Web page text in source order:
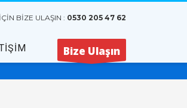
BİZE ULAŞIN : 0530 205 47 62
Bize Ulaşın